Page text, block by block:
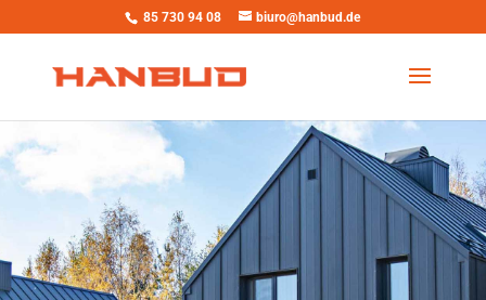
85 730 94 08 biuro@hanbud.de